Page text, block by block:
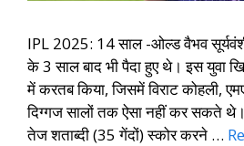
IPL 2025: 14 साल -ओल्ड वैभव
के 3 साल बाद भी पैदा हुए थे। इस युवा
में करतब किया, जिसमें विराट कोहली,
दिग्गज सालों तक ऐसा नहीं कर सकते
तेज शताब्दी (35 गेंदों) स्कोर करने …